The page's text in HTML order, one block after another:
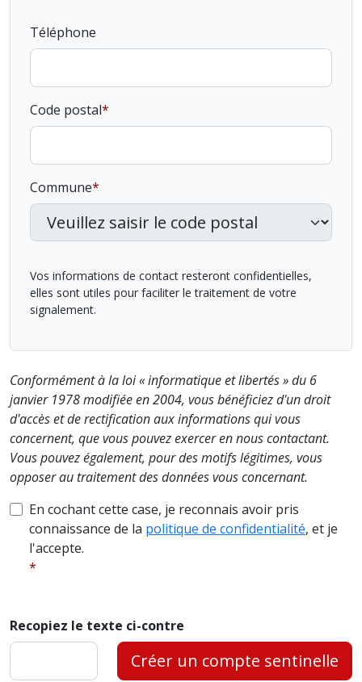
Téléphone
Code postal
Commune
Vos informations de contact resteront confidentielles,
elles sont utiles pour faciliter le traitement de votre
signalement.
Conformément à la loi « informatique et libertés » du 6
janvier 1978 modifiée en 2004, vous bénéficiez d'un droit
d'accès et de rectification aux informations qui vous
concernent, que vous pouvez exercer en nous contactant.
Vous pouvez également, pour des motifs légitimes, vous
opposer au traitement des données vous concernant.
En cochant cette case, je reconnais avoir pris
connaissance de la politique de confidentialité, et je
l'accepte.
Recopiez le texte ci-contre
Créer un compte sentinelle